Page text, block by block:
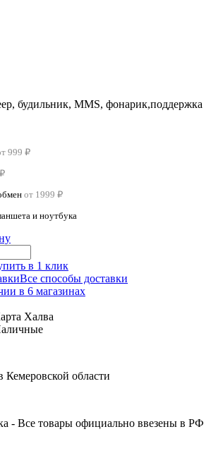
будильник, MMS, фонарик,поддержка
999 ₽
от 1999 ₽
и ноутбука
в 1 клик
Все способы доставки
в 6 магазинах
Халва
Кемеровской области
- Все товары официально ввезены в РФ